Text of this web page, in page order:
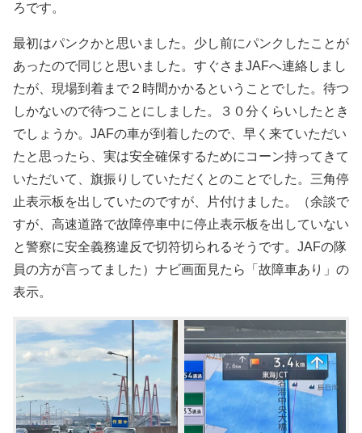
ろです。
最初はパンクかと思いました。少し前にパンクしたことが
あったので同じと思いました。すぐさまJAFへ連絡しまし
たが、現場到着まで２時間かかるということでした。待つ
しかないので待つことにしました。３０分くらいしたとき
でしょうか。JAFの車が到着したので、早く来ていただい
たと思ったら、実は安全確保するためにコーン持ってきて
いただいて、旗振りしていただくとのことでした。三角停
止表示板を出していたのですが、片付けました。（余談で
すが、高速道路で故障停車中に停止表示板を出していない
と警察に安全義務違反で切符切られるそうです。JAFの隊
員の方が言ってました）ナビ画面見たら「故障車あり」の
表示。